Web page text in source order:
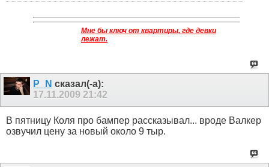
Мне бы ключ от квартиры, где девки
лежат.
P_N сказал(-а):
17.11.2009 21:42
В пятницу Коля про бампер рассказывал... вроде Валкер
озвучил цену за новый около 9 тыр.